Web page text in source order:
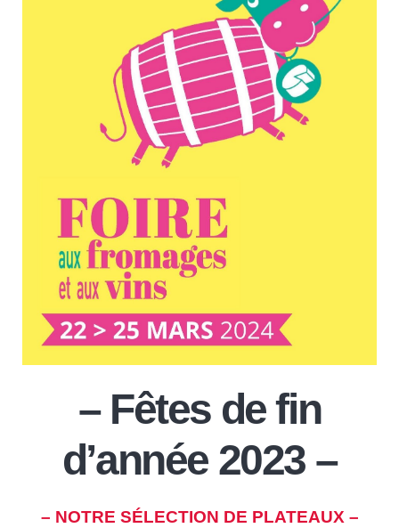
– Fêtes de fin
d’année 2023 –
– NOTRE SÉLECTION DE PLATEAUX –